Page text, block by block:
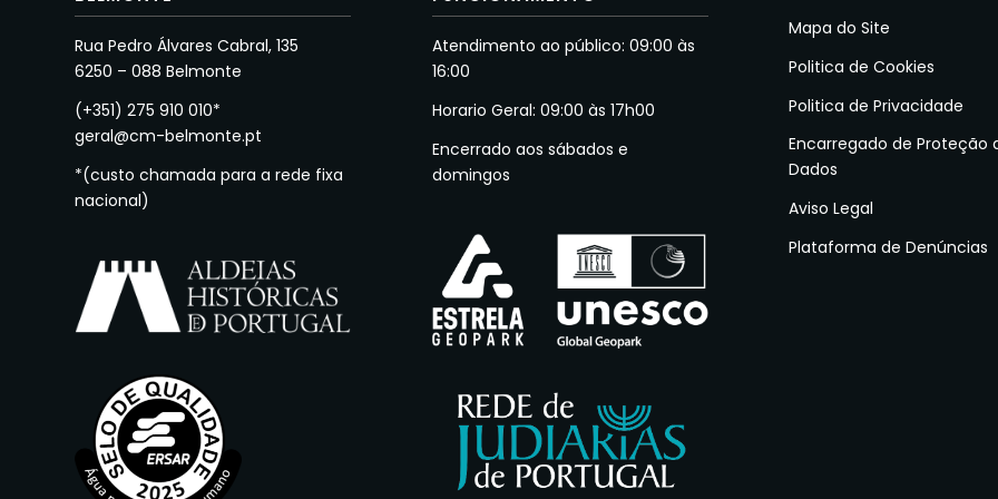
Rua Pedro Álvares Cabral, 135
6250 – 088 Belmonte
(+351) 275 910 010*
geral@cm-belmonte.pt
*(custo chamada para a rede fixa
nacional)
Atendimento ao público: 09:00 às
16:00
Horario Geral: 09:00 às 17h00
Encerrado aos sábados e
domingos
Mapa do Site
Politica de Cookies
Politica de Privacidade
Encarregado de Proteção
Dados
Aviso Legal
Plataforma de Denúncias